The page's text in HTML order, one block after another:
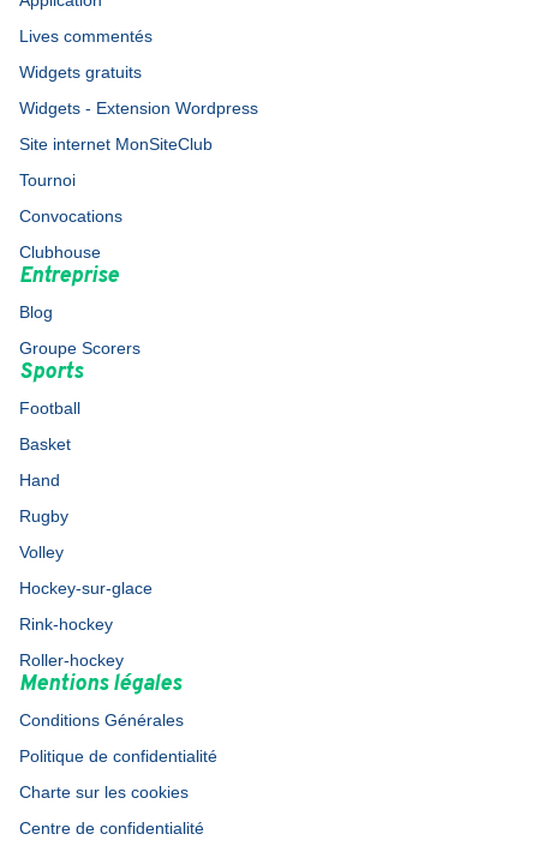
Lives commentés
Widgets gratuits
Widgets - Extension Wordpress
Site internet MonSiteClub
Tournoi
Convocations
Clubhouse
Entreprise
Blog
Groupe Scorers
Sports
Football
Basket
Hand
Rugby
Volley
Hockey-sur-glace
Rink-hockey
Roller-hockey
Mentions légales
Conditions Générales
Politique de confidentialité
Charte sur les cookies
Centre de confidentialité